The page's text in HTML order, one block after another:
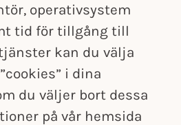
operativsystem
tid för tillgång till
kan du välja
i dina
du väljer bort dessa
på vår hemsida